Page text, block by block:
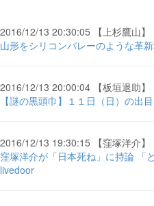
2016/12/13 20:30:05 【上杉鷹山】
山形をシリコンバレーのような革
2016/12/13 20:00:04 【板垣退助】
【謎の黒頭巾】１１日（日）の出
2016/12/13 19:30:15 【窪塚洋介】
窪塚洋介が「日本死ね」に持論 「
livedoor